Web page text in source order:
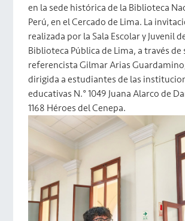
en la sede histórica de la Biblioteca
Perú, en el Cercado de Lima. La
realizada por la Sala Escolar y Juvenil
Biblioteca Pública de Lima, a través de
referencista Gilmar Arias
dirigida a estudiantes de las
educativas N.° 1049 Juana Alarco de
1168 Héroes del Cenepa.